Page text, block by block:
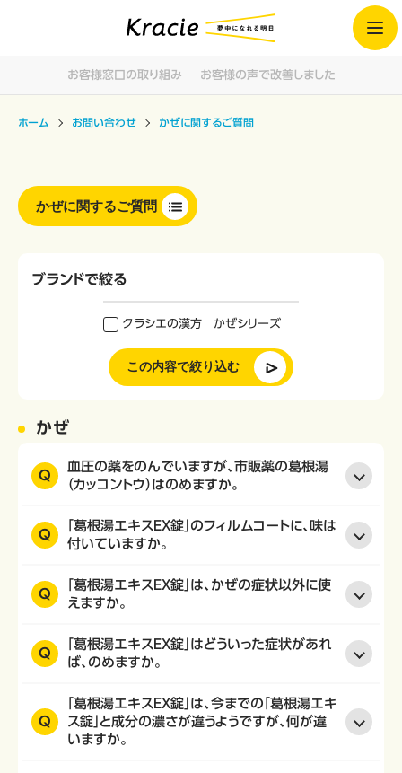
お客様窓口の取り組み お客様の声で改善しました
ホーム お問い合わせ かぜに関するご質問
かぜに関するご質問
ブランドで絞る
クラシエの漢方 かぜシリーズ
この内容で絞り込む
かぜ
Q
血圧の薬をのんでいますが、市販薬の葛根湯
（カッコントウ）はのめますか。
Q
「葛根湯エキスEX錠」のフィルムコートに、味は
付いていますか。
Q
「葛根湯エキスEX錠」は、かぜの症状以外に使
えますか。
Q
「葛根湯エキスEX錠」はどういった症状があれ
ば、のめますか。
Q
「葛根湯エキスEX錠」は、今までの「葛根湯エキ
ス錠」と成分の濃さが違うようですが、何が違
いますか。